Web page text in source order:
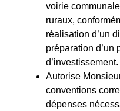
voirie
ruraux,
réalisation d’un
préparation d’un
d’investissement.
Autorise
conventions
dépenses